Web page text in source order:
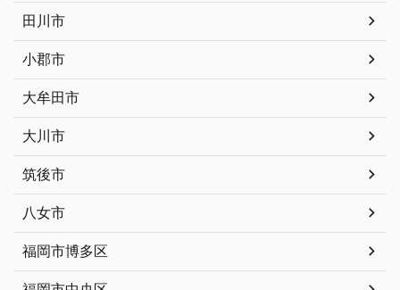
田川市
小郡市
大牟田市
大川市
筑後市
八女市
福岡市博多区